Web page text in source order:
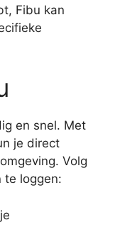
Fibu kan
en snel. Met
je direct
Volg
te loggen: